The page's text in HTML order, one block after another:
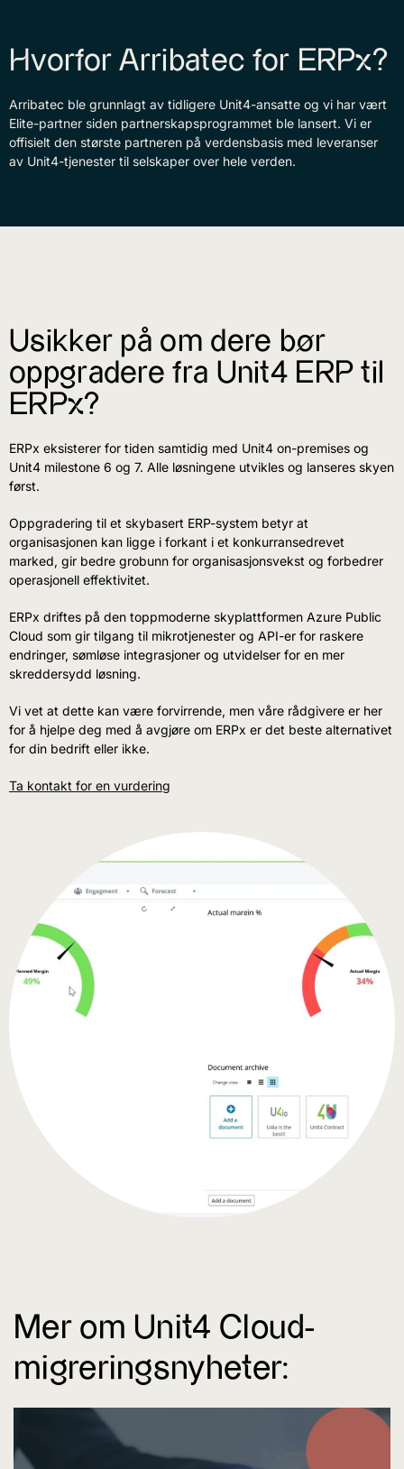
Hvorfor Arribatec for ERPx?
Arribatec ble grunnlagt av tidligere Unit4-ansatte og vi har vært
Elite-partner siden partnerskapsprogrammet ble lansert. Vi er
offisielt den største partneren på verdensbasis med leveranser
av Unit4-tjenester til selskaper over hele verden.
Usikker på om dere bør
oppgradere fra Unit4 ERP til
ERPx?
ERPx eksisterer for tiden samtidig med Unit4 on-premises og
Unit4 milestone 6 og 7. Alle løsningene utvikles og lanseres skyen
først.
Oppgradering til et skybasert ERP-system betyr at
organisasjonen kan ligge i forkant i et konkurransedrevet
marked, gir bedre grobunn for organisasjonsvekst og forbedrer
operasjonell effektivitet.
ERPx driftes på den toppmoderne skyplattformen Azure Public
Cloud som gir tilgang til mikrotjenester og API-er for raskere
endringer, sømløse integrasjoner og utvidelser for en mer
skreddersydd løsning.
Vi vet at dette kan være forvirrende, men våre rådgivere er her
for å hjelpe deg med å avgjøre om ERPx er det beste alternativet
for din bedrift eller ikke.
Ta kontakt for en vurdering
Mer om Unit4 Cloud-
migreringsnyheter: